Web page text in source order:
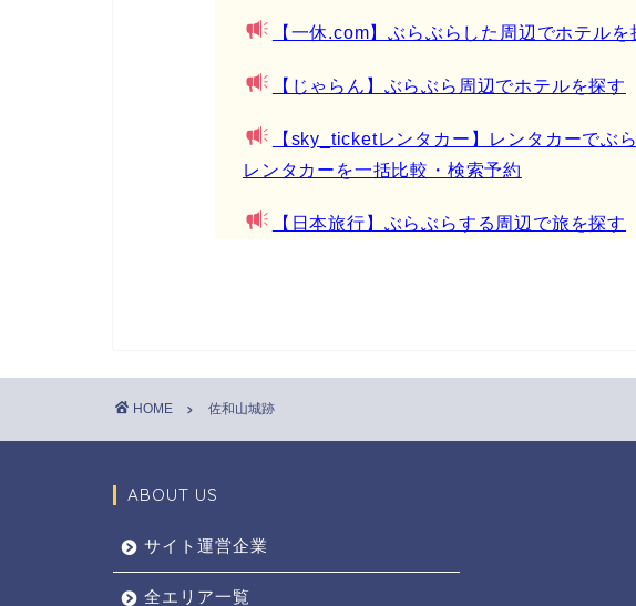
【一休.com】ぶらぶらした周辺でホテルを
【じゃらん】ぶらぶら周辺でホテルを探す
【sky_ticketレンタカー】レンタカーでぶ
レンタカーを一括比較・検索予約
【日本旅行】ぶらぶらする周辺で旅を探す
HOME 佐和山城跡
ABOUT US
サイト運営企業
全エリア一覧